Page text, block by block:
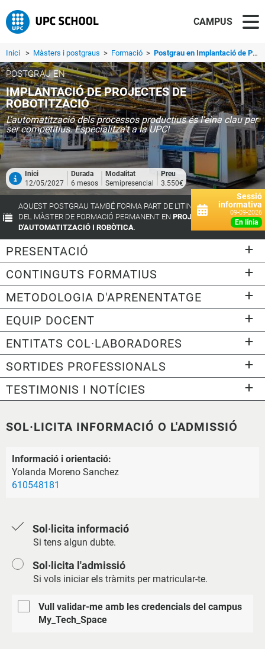
CAMPUS
Inici > Màsters i postgraus > Formació > Postgrau en Implantació de Projectes de Robotització
Sessió
informativa
09-09-2026
en línia
POSTGRAU EN
IMPLANTACIÓ DE PROJECTES DE
ROBOTITZACIÓ
L'automatització dels processos productius és l'eina clau per
ser competitius. Especialitza't a la UPC!
Inici
12/05/2027
Durada
6 mesos
Modalitat
Semipresencial
Preu
3.550€
AQUEST POSTGRAU TAMBÉ FORMA PART DE L'ITINERARI FORMATIU
DEL MÀSTER DE FORMACIÓ PERMANENT EN PROJECTES
D'AUTOMATITZACIÓ I ROBÒTICA.
PRESENTACIÓ
CONTINGUTS FORMATIUS
METODOLOGIA D'APRENENTATGE
EQUIP DOCENT
ENTITATS COL·LABORADORES
SORTIDES PROFESSIONALS
TESTIMONIS I NOTÍCIES
SOL·LICITA INFORMACIÓ O L'ADMISSIÓ
Informació i orientació:
Yolanda Moreno Sanchez
610548181
Sol·licita informació
Si tens algun dubte.
Sol·licita l'admissió
Si vols iniciar els tràmits per matricular-te.
Vull validar-me amb les credencials del campus
My_Tech_Space